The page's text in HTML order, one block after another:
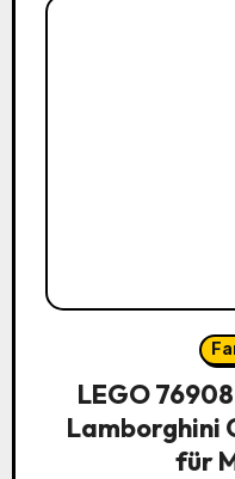
LEGO
Lamborghini
für